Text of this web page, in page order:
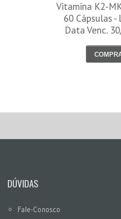
Vitamina K2-
60 Cápsulas
Data Venc.
DÚVIDAS
Fale-Conosco